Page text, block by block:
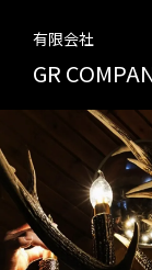
有限会社
GR